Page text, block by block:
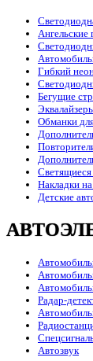
Ангельские
Гибкий
Бегущие
Обманки
Накладки
Детские
Радар-
Автозвук